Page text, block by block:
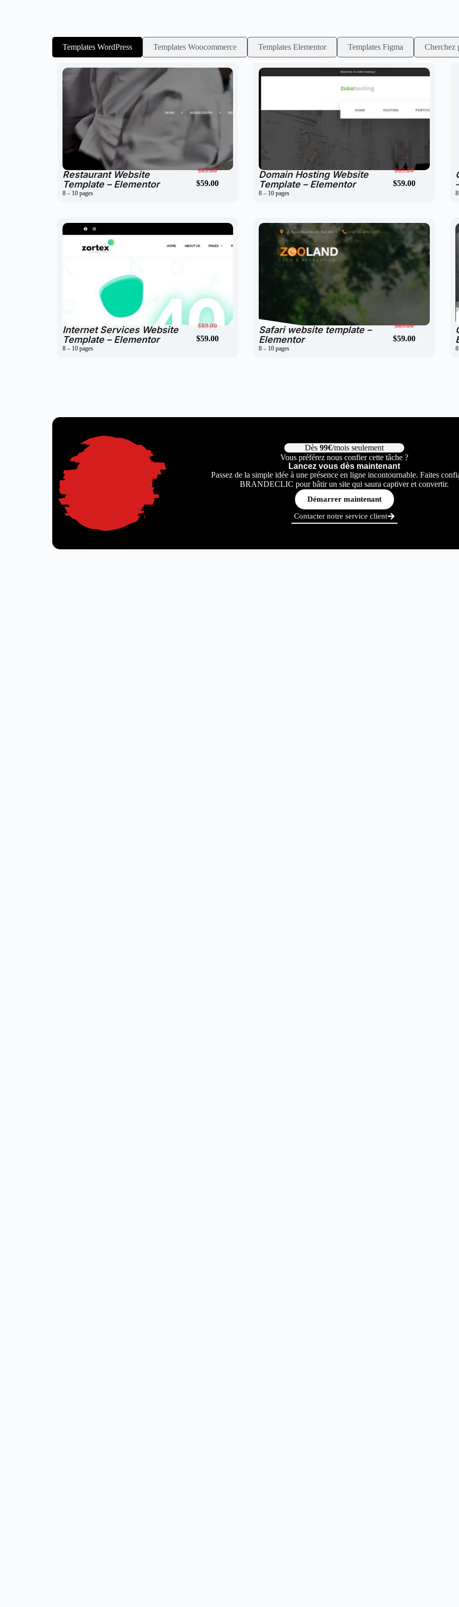
Templates WordPress Templates Woocommerce Templates Elementor Templates Figma Cherchez
Restaurant Website
Template – Elementor
8 – 10 pages
$89.00
$59.00
$89.00
$59.00
Domain Hosting Website
Template – Elementor
8 – 10 pages
$89.00
$59.00
$89.00
$59.00
Internet Services Website
Template – Elementor
8 – 10 pages
$89.00
$59.00
$89.00
$59.00
Safari website template –
Elementor
8 – 10 pages
$89.00
$59.00
$89.00
$59.00
Dès 99€/mois seulement
Vous préférez nous confier cette tâche ?
Lancez vous dès maintenant
Passez de la simple idée à une présence en ligne incontournable. Faites
BRANDECLIC pour bâtir un site qui saura captiver et convertir.
Démarrer maintenant
Contacter notre service client